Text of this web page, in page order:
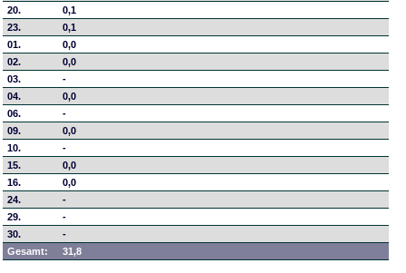
20.
0,1
23.
0,1
01.
0,0
02.
0,0
03.
-
04.
0,0
06.
-
09.
0,0
10.
-
15.
0,0
16.
0,0
24.
-
29.
-
30.
-
Gesamt:
31,8